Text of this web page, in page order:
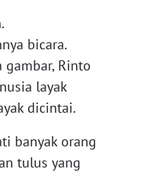
bicara.
Rinto
layak
dicintai.
banyak orang
tulus yang